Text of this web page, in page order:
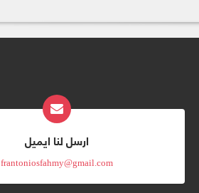
ارسل لنا ايميل
frantoniosfahmy@gmail.com